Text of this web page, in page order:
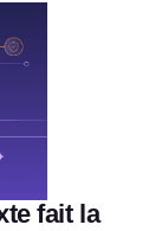
fait la